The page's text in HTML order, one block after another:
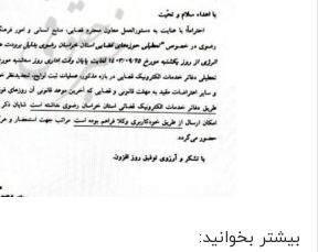
بیشتر بخوانید: